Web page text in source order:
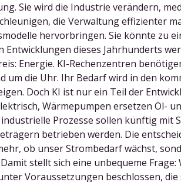
Sie wird die Industrie verändern,
die Verwaltung effizienter
hervorbringen. Sie könnte zu
Entwicklungen dieses Jahrhunderts
Energie. KI-Rechenzentren
um die Uhr. Ihr Bedarf wird in den
Doch KI ist nur ein Teil der
Wärmepumpen ersetzen Öl-
Prozesse sollen künftig mit
betrieben werden. Die
ob unser Strombedarf wächst,
stellt sich eine unbequeme Frage:
Voraussetzungen beschlossen, die